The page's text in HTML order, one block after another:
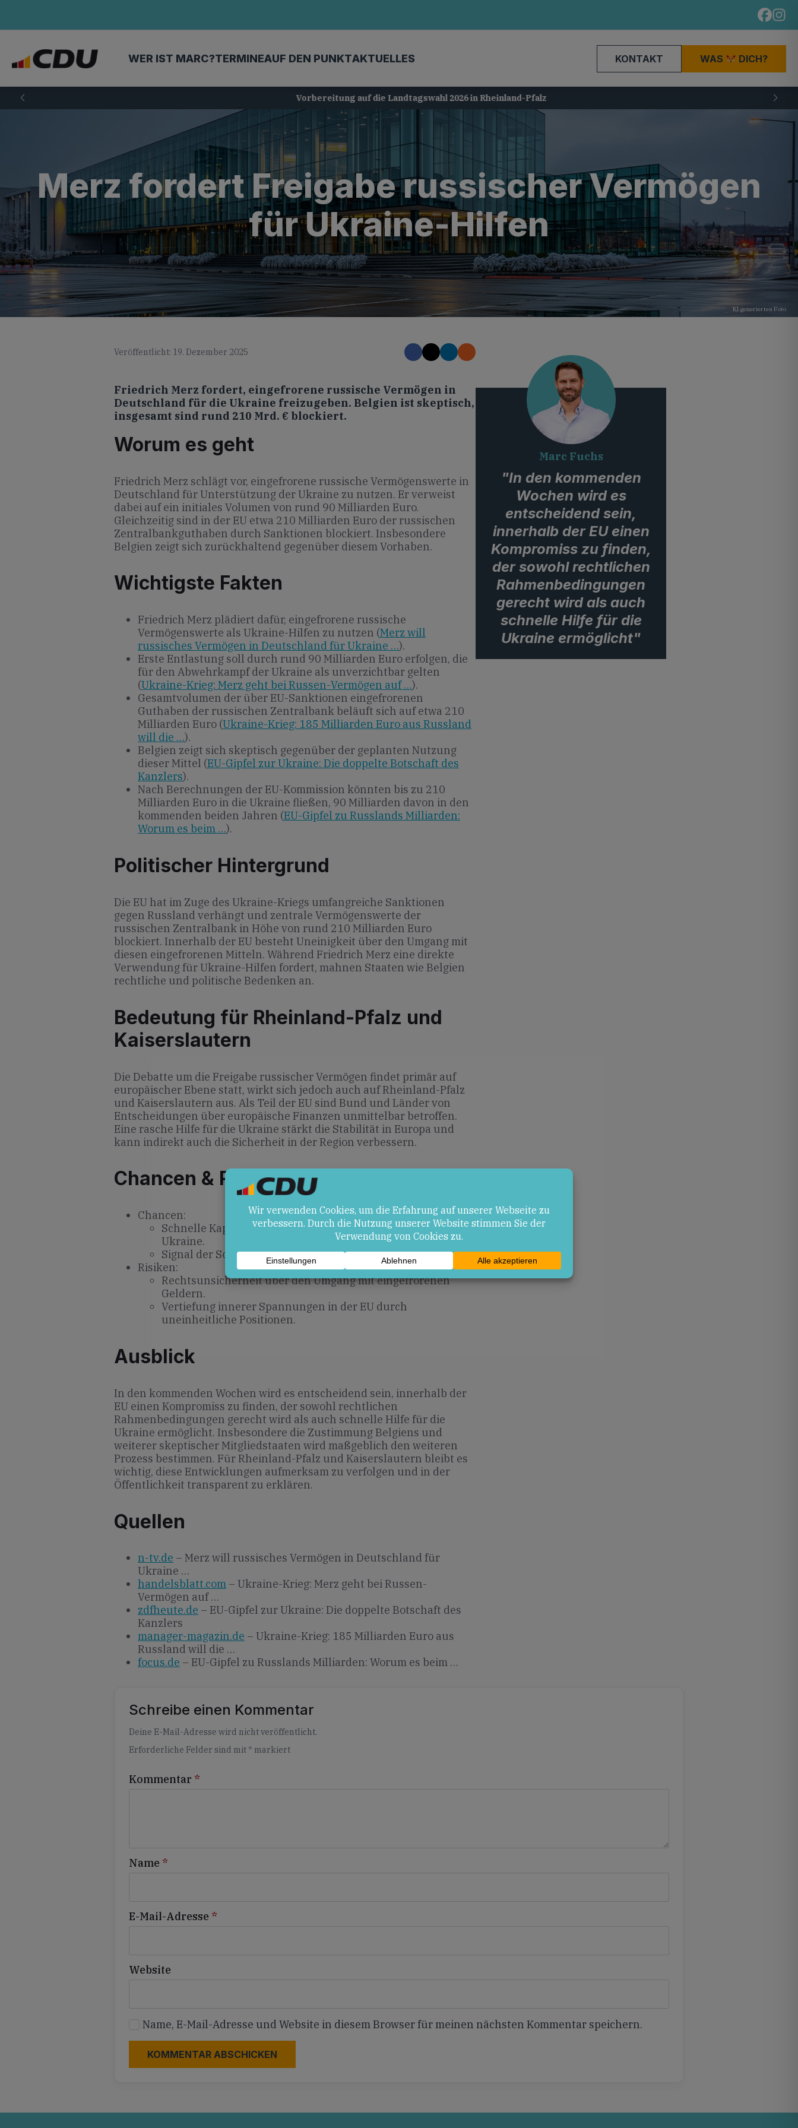
WER IST MARC?TERMINEAUF DEN PUNKTAKTUELLES KONTAKT WAS DICH?
Vorbereitung auf die Landtagswahl 2026 in Rheinland-Pfalz
Merz fordert Freigabe russischer Vermögen
für Ukraine-Hilfen
KI generiertes Foto
Veröffentlicht: 19. Dezember 2025
Friedrich Merz fordert, eingefrorene russische Vermögen in
Deutschland für die Ukraine freizugeben. Belgien ist skeptisch,
insgesamt sind rund 210 Mrd. € blockiert.
Worum es geht
Friedrich Merz schlägt vor, eingefrorene russische Vermögenswerte in
Deutschland für Unterstützung der Ukraine zu nutzen. Er verweist
dabei auf ein initiales Volumen von rund 90 Milliarden Euro.
Gleichzeitig sind in der EU etwa 210 Milliarden Euro der russischen
Zentralbankguthaben durch Sanktionen blockiert. Insbesondere
Belgien zeigt sich zurückhaltend gegenüber diesem Vorhaben.
Wichtigste Fakten
Friedrich Merz plädiert dafür, eingefrorene russische
Vermögenswerte als Ukraine-Hilfen zu nutzen (Merz will
russisches Vermögen in Deutschland für Ukraine …).
Erste Entlastung soll durch rund 90 Milliarden Euro erfolgen, die
für den Abwehrkampf der Ukraine als unverzichtbar gelten
(Ukraine-Krieg: Merz geht bei Russen-Vermögen auf …).
Gesamtvolumen der über EU-Sanktionen eingefrorenen
Guthaben der russischen Zentralbank beläuft sich auf etwa 210
Milliarden Euro (Ukraine-Krieg: 185 Milliarden Euro aus Russland
will die …).
Belgien zeigt sich skeptisch gegenüber der geplanten Nutzung
dieser Mittel (EU-Gipfel zur Ukraine: Die doppelte Botschaft des
Kanzlers).
Nach Berechnungen der EU-Kommission könnten bis zu 210
Milliarden Euro in die Ukraine fließen, 90 Milliarden davon in den
kommenden beiden Jahren (EU-Gipfel zu Russlands Milliarden:
Worum es beim …).
Politischer Hintergrund
Die EU hat im Zuge des Ukraine-Kriegs umfangreiche Sanktionen
gegen Russland verhängt und zentrale Vermögenswerte der
russischen Zentralbank in Höhe von rund 210 Milliarden Euro
blockiert. Innerhalb der EU besteht Uneinigkeit über den Umgang mit
diesen eingefrorenen Mitteln. Während Friedrich Merz eine direkte
Verwendung für Ukraine-Hilfen fordert, mahnen Staaten wie Belgien
rechtliche und politische Bedenken an.
Bedeutung für Rheinland-Pfalz und
Kaiserslautern
Die Debatte um die Freigabe russischer Vermögen findet primär auf
europäischer Ebene statt, wirkt sich jedoch auch auf Rheinland-Pfalz
und Kaiserslautern aus. Als Teil der EU sind Bund und Länder von
Entscheidungen über europäische Finanzen unmittelbar betroffen.
Eine rasche Hilfe für die Ukraine stärkt die Stabilität in Europa und
kann indirekt auch die Sicherheit in der Region verbessern.
Chancen & Risiken
Chancen:
Schnelle Kapitalzufuhr stärkt die Verteidigungsfähigkeit der
Ukraine.
Signal der Solidarität mit einem angegriffenen Partnerstaat.
Risiken:
Rechtsunsicherheit über den Umgang mit eingefrorenen
Geldern.
Vertiefung innerer Spannungen in der EU durch
uneinheitliche Positionen.
Ausblick
In den kommenden Wochen wird es entscheidend sein, innerhalb der
EU einen Kompromiss zu finden, der sowohl rechtlichen
Rahmenbedingungen gerecht wird als auch schnelle Hilfe für die
Ukraine ermöglicht. Insbesondere die Zustimmung Belgiens und
weiterer skeptischer Mitgliedstaaten wird maßgeblich den weiteren
Prozess bestimmen. Für Rheinland-Pfalz und Kaiserslautern bleibt es
wichtig, diese Entwicklungen aufmerksam zu verfolgen und in der
Öffentlichkeit transparent zu erklären.
Quellen
n-tv.de – Merz will russisches Vermögen in Deutschland für
Ukraine …
handelsblatt.com – Ukraine-Krieg: Merz geht bei Russen-
Vermögen auf …
zdfheute.de – EU-Gipfel zur Ukraine: Die doppelte Botschaft des
Kanzlers
manager-magazin.de – Ukraine-Krieg: 185 Milliarden Euro aus
Russland will die …
focus.de – EU-Gipfel zu Russlands Milliarden: Worum es beim …
Marc Fuchs
"In den kommenden
Wochen wird es
entscheidend sein,
innerhalb der EU einen
Kompromiss zu finden,
der sowohl rechtlichen
Rahmenbedingungen
gerecht wird als auch
schnelle Hilfe für die
Ukraine ermöglicht"
Schreibe einen Kommentar
Deine E-Mail-Adresse wird nicht veröffentlicht.
Erforderliche Felder sind mit * markiert
Kommentar *
Name *
E-Mail-Adresse *
Website
Name, E-Mail-Adresse und Website in diesem Browser für meinen nächsten Kommentar speichern.
Alternative: